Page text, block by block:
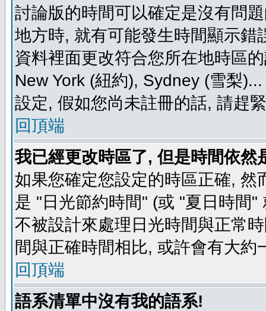
討論版的時間可以確定是沒有問
地方時, 就有可能發生時間顯示
資料裡面更改符合您所在地時區
New York (紐約), Sydney (雪梨
設定, 假如您尚未註冊的話, 請趕
回頂端
我已經更改時區了, 但是時間依然
如果您確定您設定的時區正確,
是 "日光節約時間" (或 "夏日時間
不被設計來處理日光時間與正常
間與正確時間相比, 或許會有大約
回頂端
語系清單中沒有我的語系!